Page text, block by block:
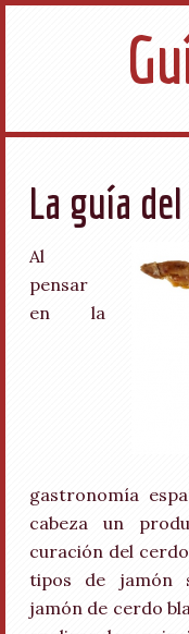
La guía
Al
pensar
en la
gastronomía
cabeza un
curación del
tipos de jamón
jamón de cerdo